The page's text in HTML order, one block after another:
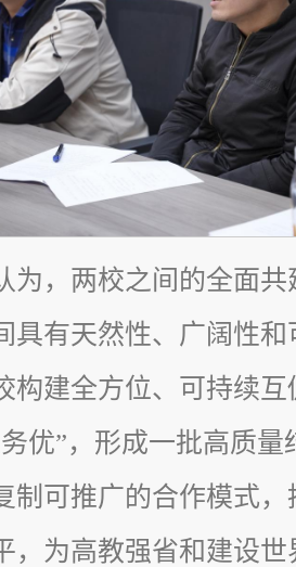
为，两校之间的全面
具有天然性、广阔性
构建全方位、可持续
优”，形成一批高质
制可推广的合作模式
，为高教强省和建设